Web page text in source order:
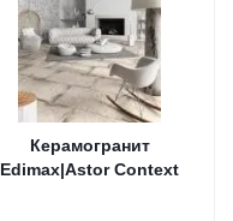
Керамогранит
Edimax|Astor Context